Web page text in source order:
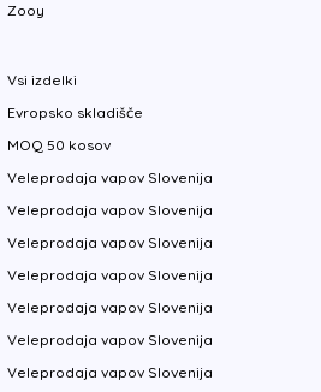
Zooy
Vsi izdelki
Evropsko skladišče
MOQ 50 kosov
Veleprodaja vapov Slovenija
Veleprodaja vapov Slovenija
Veleprodaja vapov Slovenija
Veleprodaja vapov Slovenija
Veleprodaja vapov Slovenija
Veleprodaja vapov Slovenija
Veleprodaja vapov Slovenija